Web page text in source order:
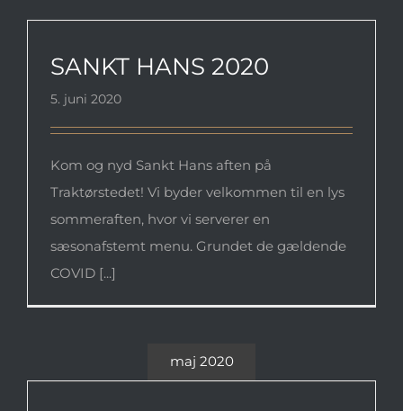
SANKT HANS 2020
SANKT HANS 2020
5. juni 2020
Kom og nyd Sankt Hans aften på
Traktørstedet! Vi byder velkommen til en lys
sommeraften, hvor vi serverer en
sæsonafstemt menu. Grundet de gældende
COVID [...]
maj 2020
Pinsefrokost på Traktørstedet